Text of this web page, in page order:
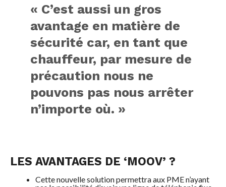
« C’est aussi un gros
avantage en matière de
sécurité car, en tant que
chauffeur, par mesure de
précaution nous ne
pouvons pas nous arrêter
n’importe où. »
LES AVANTAGES DE ‘MOOV’ ?
Cette nouvelle solution permettra aux PME n’ayant